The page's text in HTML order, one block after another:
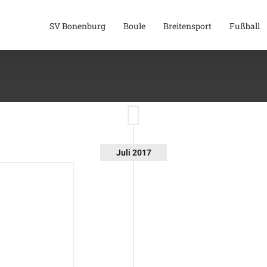
SV Bonenburg Boule Breitensport Fußball
Juli 2017